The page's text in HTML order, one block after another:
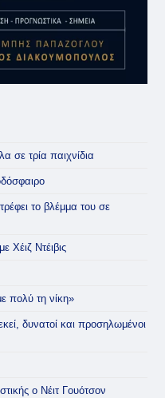
σε τρία παιχνίδια
το βλέμμα του σε
Χέιζ Ντέιβις
πολύ τη νίκη»
δυνατοί και προσηλωμένοι
ο Νέιτ Γουότσον